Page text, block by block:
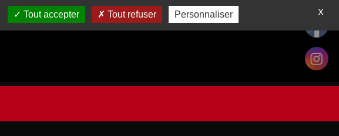
X
Tout accepter Tout refuser Personnaliser